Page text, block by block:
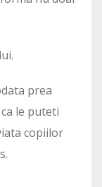
prea
le puteti
copiilor